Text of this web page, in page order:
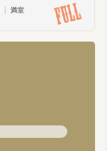
満室